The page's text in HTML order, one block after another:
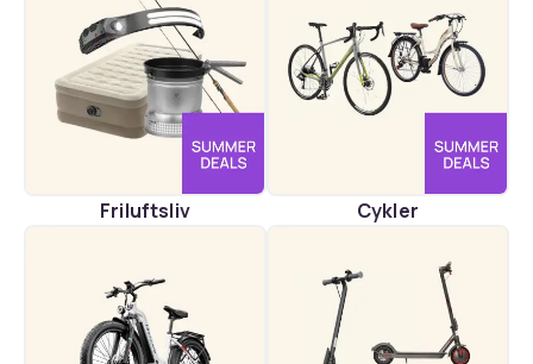
Friluftsliv Cykler